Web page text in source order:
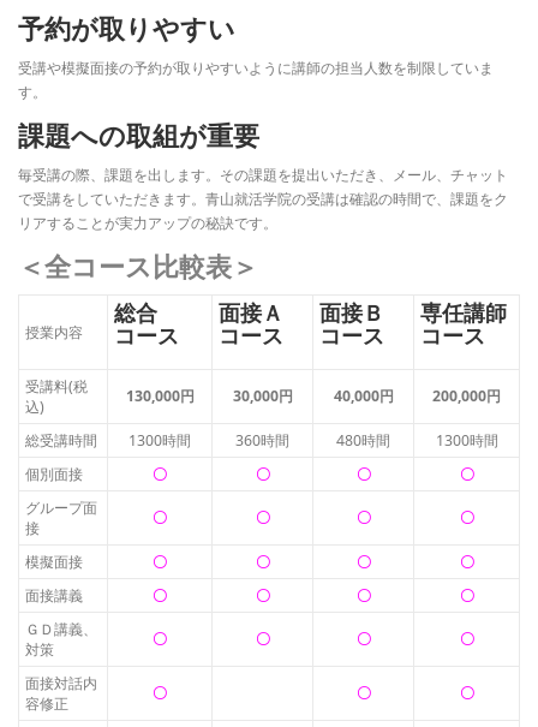
予約が取りやすい
受講や模擬面接の予約が取りやすいように講師の担当人数を制限していま
す。
課題への取組が重要
毎受講の際、課題を出します。その課題を提出いただき、メール、チャット
で受講をしていただきます。青山就活学院の受講は確認の時間で、課題をク
リアすることが実力アップの秘訣です。
＜全コース比較表＞
授業内容
総合
コース
面接Ａ
コース
面接Ｂ
コース
専任講師
コース
受講料(税
込)
130,000円 30,000円 40,000円 200,000円
総受講時間 1300時間 360時間 480時間
1300時間
個別面接
〇 〇 〇
〇
グループ面
接
〇 〇 〇 〇
模擬面接 〇 〇 〇
〇
面接講義
〇 〇 〇
〇
ＧＤ講義、
対策
〇 〇 〇 〇
面接対話内
容修正
〇 〇 〇